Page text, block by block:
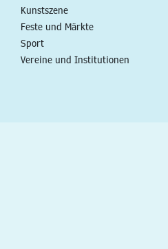
Kunstszene
Feste und Märkte
Sport
Vereine und Institutionen